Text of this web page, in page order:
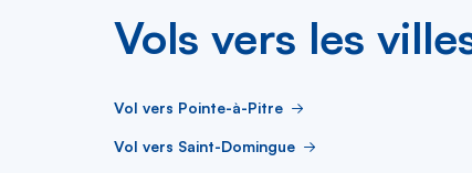
Vols vers les
Vol vers Pointe-à-Pitre
Vol vers Saint-Domingue